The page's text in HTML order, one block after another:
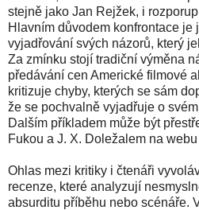
stejně jako Jan Rejžek, i
Hlavním důvodem konfrontace je
vyjadřování svých názorů, který
Za zmínku stojí tradiční výměna
předávání cen Americké filmové
kritizuje chyby, kterých se sám
že se pochvalně vyjadřuje o
Dalším příkladem může být
Fukou a J. X. Doležalem na
Ohlas mezi kritiky i čtenáři
recenze, které analyzují
absurditu příběhu nebo scénáře.